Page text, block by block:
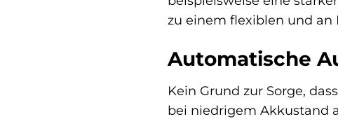
zu einem flexiblen und an
Automatische
Kein Grund zur Sorge,
bei niedrigem Akkustand